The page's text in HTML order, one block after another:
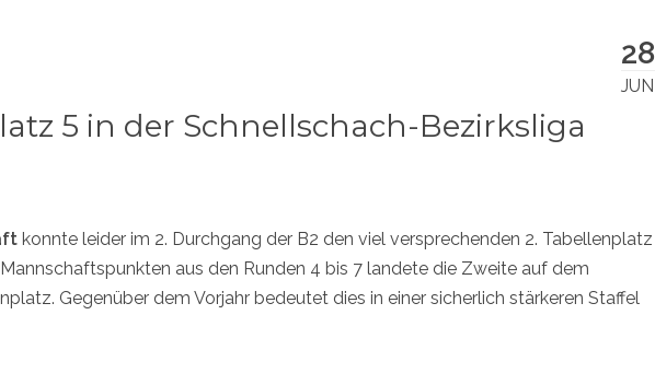
28
JUN
5 in der Schnellschach-Bezirksliga
konnte leider im 2. Durchgang der B2 den viel versprechenden 2. Tabellenplatz
aus den Runden 4 bis 7 landete die Zweite auf dem
Gegenüber dem Vorjahr bedeutet dies in einer sicherlich stärkeren Staffel